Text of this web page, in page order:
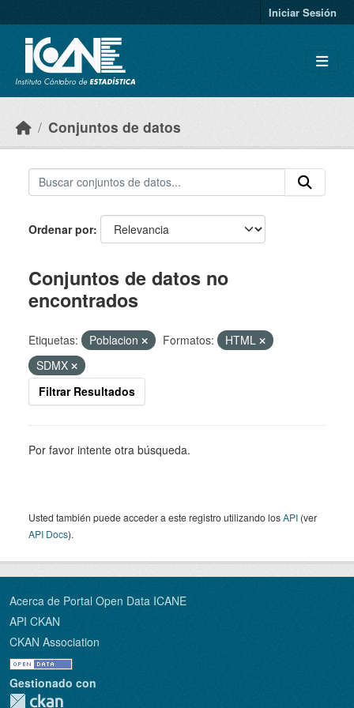
Iniciar Sesión
Conjuntos de datos
Ordenar por
Conjuntos de datos no
encontrados
Etiquetas: Poblacion Formatos:
HTML
SDMX
Filtrar Resultados
Por favor intente otra búsqueda.
Usted también puede acceder a este registro utilizando losAPI (ver
API Docs).
Acerca de Portal Open Data ICANE
API CKAN
CKAN Association
Gestionado con